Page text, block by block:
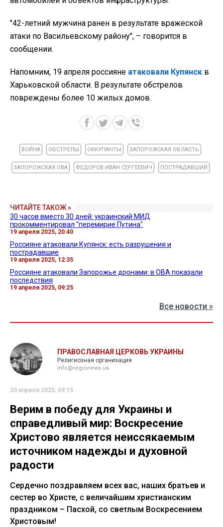
"42-летний мужчина ранен в результате вражеской
атаки по Васильевскому району", – говорится в
сообщении.
Напомним, 19 апреля россияне атаковали Купянск в
Харьковской области. В результате обстрелов
повреждены более 10 жилых домов.
ВОЙНА ОБСТРЕЛЫ ОККУПАНТЫ ЗАПОРОЖСКАЯ ОБЛАСТЬ
ЗАПОРОЖСКАЯ ОВА ФЕДОРОВ ИВАН СЕРГЕЕВИЧ ПОСТРАДАВШИЙ
ЧИТАЙТЕ ТАКОЖ »
30 часов вместо 30 дней: украинский МИД
прокомментировал "перемирие Путина"
19 апреля 2025, 20:40
Россияне атаковали Купянск: есть разрушения и
пострадавшие
19 апреля 2025, 12:35
Россияне атаковали Запорожье дронами: в ОВА показали
последствия
19 апреля 2025, 09:25
Все новости »
ПРАВОСЛАВНАЯ ЦЕРКОВЬ УКРАИНЫ
Религиозная организация
info@regionews.ua
20 апреля 2025, 09:15
Верим в победу для Украины и
справедливый мир: Воскресение
Христово является неиссякаемым
источником надежды и духовной
радости
Сердечно поздравляем всех вас, наших братьев и
сестер во Христе, с величайшим христианским
праздником – Пасхой, со светлым Воскресением
Христовым!